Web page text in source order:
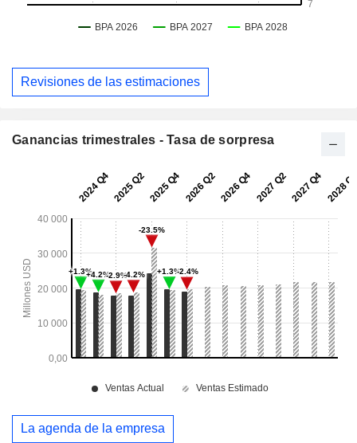
Revisiones de las estimaciones
Ganancias trimestrales - Tasa de sorpresa
La agenda de la empresa